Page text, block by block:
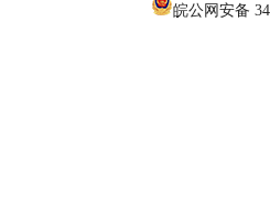
皖公网安备